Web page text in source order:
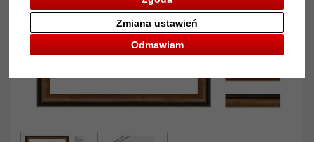
Odmawiam
Zmiana ustawień